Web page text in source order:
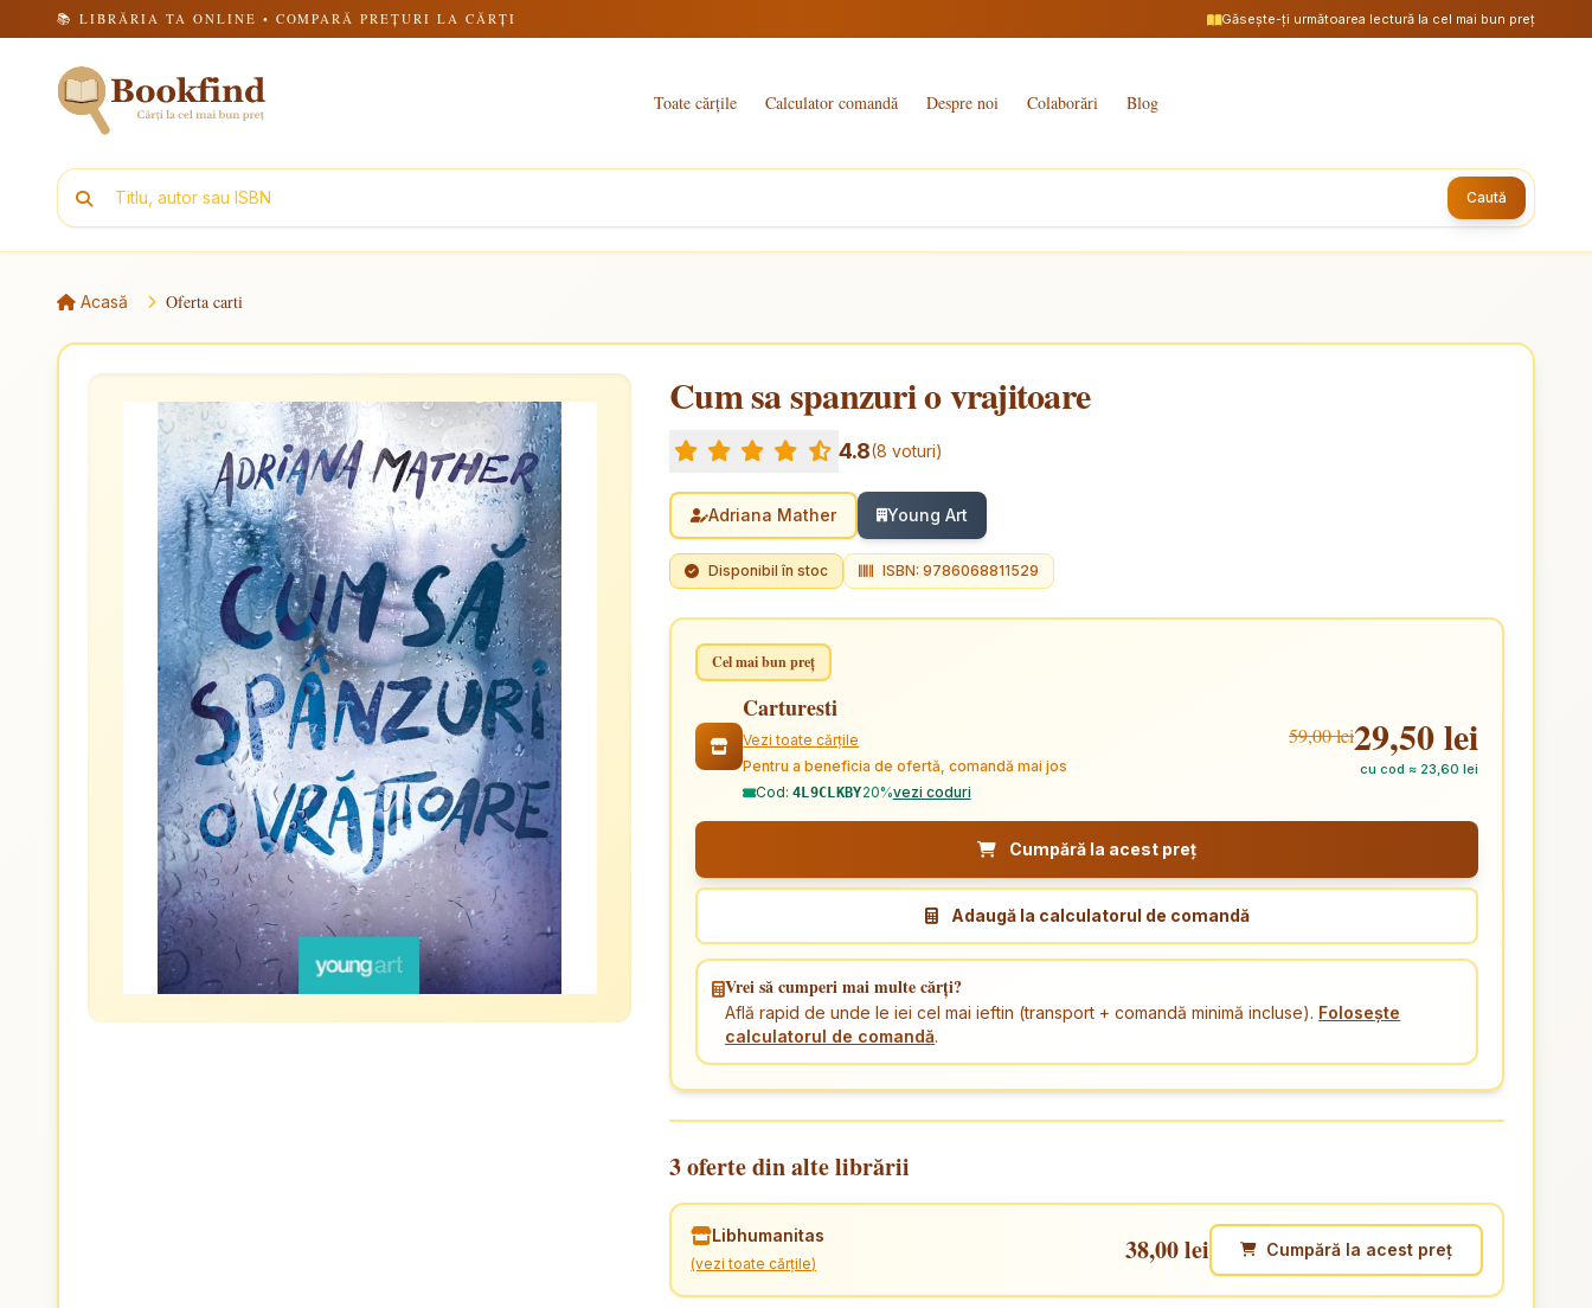
📚 LIBRĂRIA TA ONLINE • COMPARĂ PREȚURI LA CĂRȚI Găsește-ți următoarea lectură la cel mai bun preț
Toate cărțile Calculator comandă Despre noi Colaborări Blog
Caută
Acasă Oferta carti
Cum sa spanzuri o vrajitoare
4.8(8 voturi)
Adriana Mather Young Art
Disponibil în stoc ISBN: 9786068811529
Cel mai bun preț
Carturesti
Vezi toate cărțile
Pentru a beneficia de ofertă, comandă mai jos
Cod:4L9CLKBY20%vezi coduri
59,00 lei29,50 lei
cu cod ≈ 23,60 lei
Cumpără la acest preț
Adaugă la calculatorul de comandă
Vrei să cumperi mai multe cărți?
Află rapid de unde le iei cel mai ieftin (transport + comandă minimă incluse). Folosește
calculatorul de comandă.
3 oferte din alte librării
Libhumanitas
(vezi toate cărțile) 38,00 lei Cumpără la acest preț